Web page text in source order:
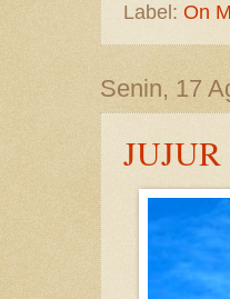
Label: On
Senin, 17